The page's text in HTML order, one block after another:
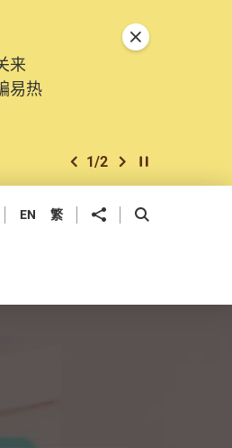
来
易热
上一个
1/2 下一个开始/暂停幻灯
关闭特別通告
EN 繁 分享到 开启搜寻框